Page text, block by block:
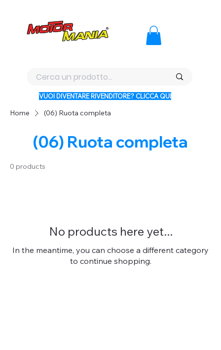
VUOI DIVENTARE RIVENDITORE? CLICCA QUI
Home (06) Ruota completa
(06) Ruota completa
0 products
No products here yet...
In the meantime, you can choose a different category
to continue shopping.